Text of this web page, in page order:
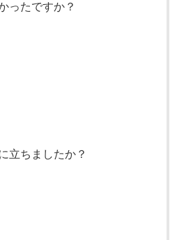
ったですか？
立ちましたか？